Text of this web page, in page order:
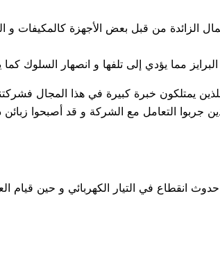
الزائدة من قبل بعض الأجهزة كالمكيفات و
مما يؤدي إلى تلفها و انصهار السلوك كما
يمتلكون خبرة كبيرة في هذا المجال
جربوا التعامل مع الشركة و قد أصبحوا زبائن
انقطاع في التيار الكهربائي و حين